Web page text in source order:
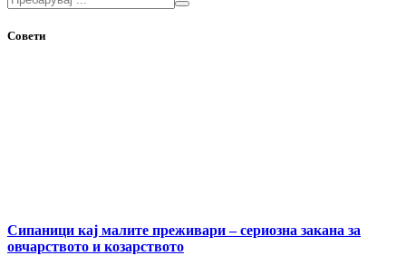
Совети
Сипаници кај малите преживари – сериозна закана за
овчарството и козарството